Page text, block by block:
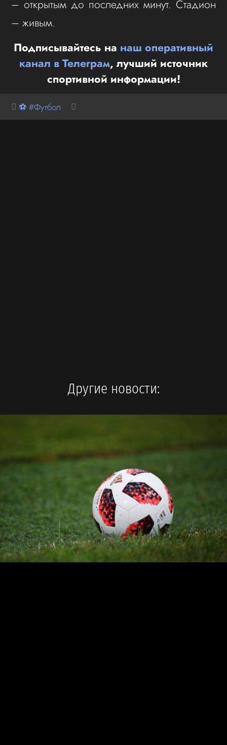
– открытым до последних минут. Стадион
– живым.
Подписывайтесь на наш оперативный
канал в Телеграм, лучший источник
спортивной информации!
⚽ #Футбол
Другие новости: